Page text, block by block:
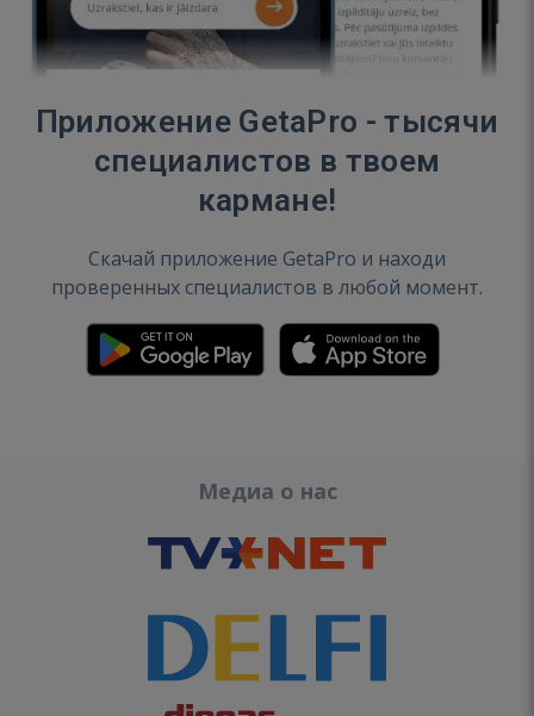
Приложение GetaPro - тысячи
специалистов в твоем
кармане!
Скачай приложение GetaPro и находи
проверенных специалистов в любой момент.
Медиа о нас